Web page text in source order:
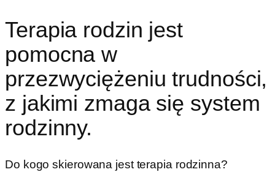
Terapia rodzin jest
pomocna w
przezwyciężeniu trudności,
z jakimi zmaga się system
rodzinny.
Do kogo skierowana jest terapia rodzinna?